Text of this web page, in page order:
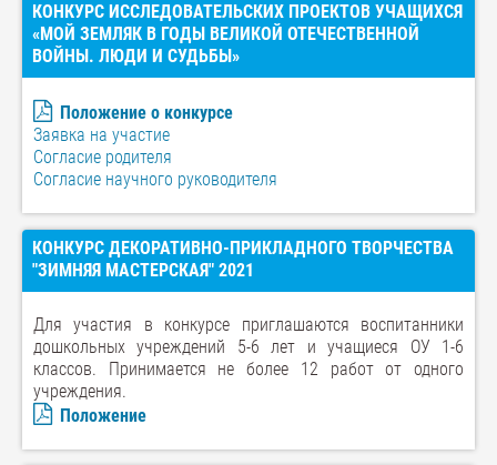
КОНКУРС ИССЛЕДОВАТЕЛЬСКИХ ПРОЕКТОВ УЧАЩИХСЯ
«МОЙ ЗЕМЛЯК В ГОДЫ ВЕЛИКОЙ ОТЕЧЕСТВЕННОЙ
ВОЙНЫ. ЛЮДИ И СУДЬБЫ»
Положение о конкурсе
Заявка на участие
Согласие родителя
Согласие научного руководителя
КОНКУРС ДЕКОРАТИВНО-ПРИКЛАДНОГО ТВОРЧЕСТВА
"ЗИМНЯЯ МАСТЕРСКАЯ" 2021
Для участия в конкурсе приглашаются воспитанники
дошкольных учреждений 5-6 лет и учащиеся ОУ 1-6
классов. Принимается не более 12 работ от одного
учреждения.
Положение